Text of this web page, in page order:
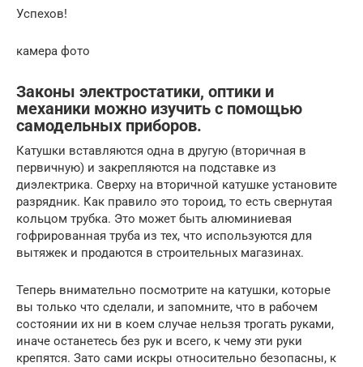
Успехов!
камера фото
Законы электростатики, оптики и
механики можно изучить с помощью
самодельных приборов.
Катушки вставляются одна в другую (вторичная в
первичную) и закрепляются на подставке из
диэлектрика. Сверху на вторичной катушке установите
разрядник. Как правило это тороид, то есть свернутая
кольцом трубка. Это может быть алюминиевая
гофрированная труба из тех, что используются для
вытяжек и продаются в строительных магазинах.
Теперь внимательно посмотрите на катушки, которые
вы только что сделали, и запомните, что в рабочем
состоянии их ни в коем случае нельзя трогать руками,
иначе останетесь без рук и всего, к чему эти руки
крепятся. Зато сами искры относительно безопасны, к